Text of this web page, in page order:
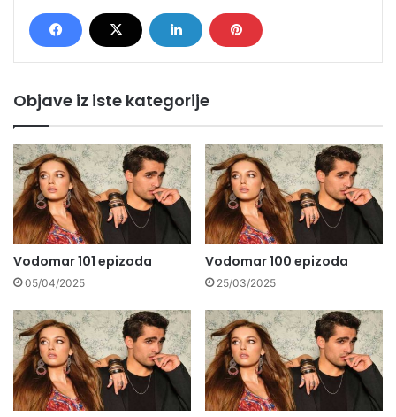
Objave iz iste kategorije
Vodomar 101 epizoda
05/04/2025
Vodomar 100 epizoda
25/03/2025